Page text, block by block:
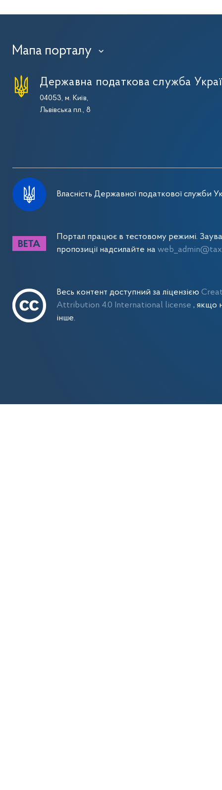
Мапа порталу ›
Державна податкова служба
04053, м. Київ,
Львівська пл., 8
Власність Державної податкової служби
Портал працює в тестовому режимі.
пропозиції надсилайте на
Весь контент доступний за ліцензією
Attribution 4.0 International license, якщо
інше.